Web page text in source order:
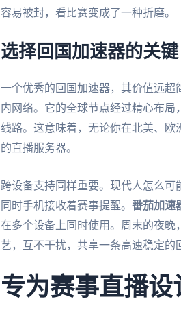
容易被封，看比赛变成了一种折磨。
选择回国加速器的关
一个优秀的回国加速器，其价值远超
内网络。它的全球节点经过精心布
线路。这意味着，无论你在北美、
的直播服务器。
跨设备支持同样重要。现代人怎么可
同时手机接收着赛事提醒。 番茄加速
在多个设备上同时使用。周末的夜
艺，互不干扰，共享一条高速稳定的
专为赛事直播